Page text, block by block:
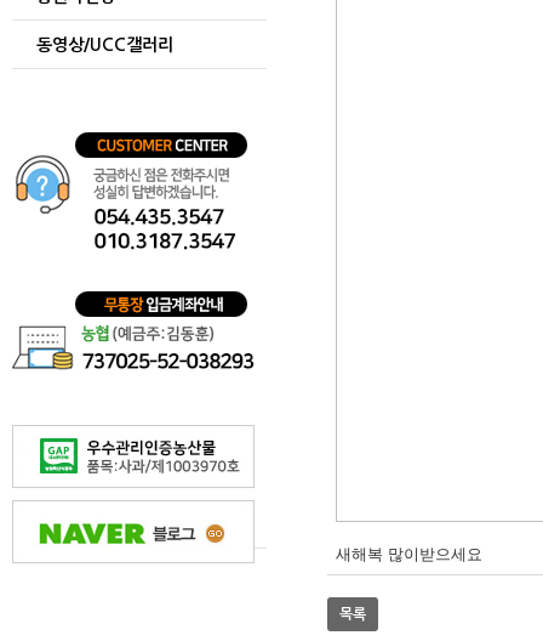
동영상/UCC갤러리
새해복 많이받으세요
목록